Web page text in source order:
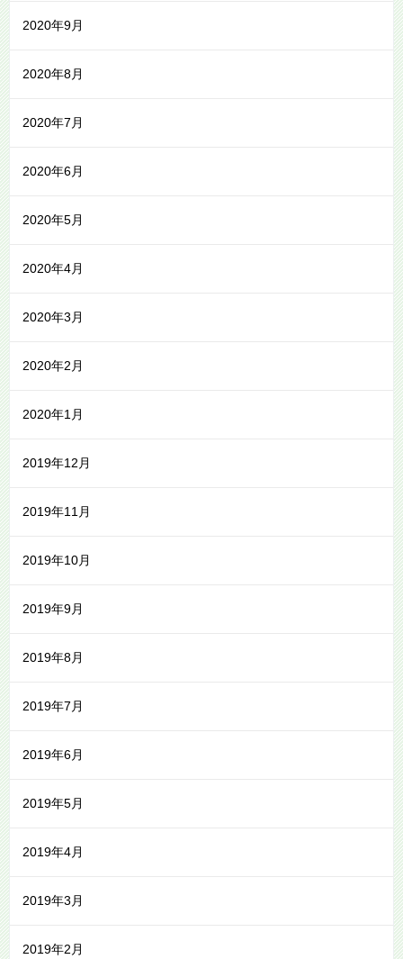
2020年9月
2020年8月
2020年7月
2020年6月
2020年5月
2020年4月
2020年3月
2020年2月
2020年1月
2019年12月
2019年11月
2019年10月
2019年9月
2019年8月
2019年7月
2019年6月
2019年5月
2019年4月
2019年3月
2019年2月